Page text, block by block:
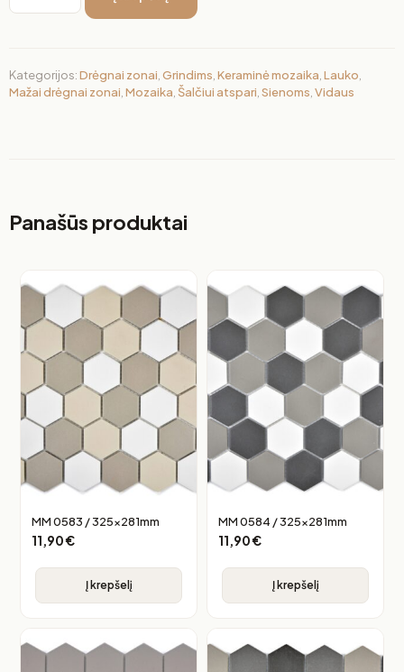
Kategorijos:Drėgnai zonai Grindims Keraminė mozaika Lauko
Mažai drėgnai zonai Mozaika Šalčiui atspari Sienoms Vidaus
Panašūs produktai
MM 0583 / 325x281mm
11,90€
Į krepšelį
MM 0584 / 325x281mm
11,90€
Į krepšelį